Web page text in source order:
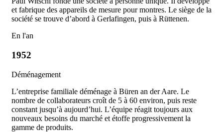
et fabrique des appareils de mesure pour montres. Le siège de la
société se trouve d’abord à Gerlafingen, puis à Rüttenen.
En l'an
1952
Déménagement
L’entreprise familiale déménage à Büren an der Aare. Le
nombre de collaborateurs croît de 5 à 60 environ, puis reste
constant jusqu’à aujourd’hui. L’équipe réagit toujours aux
nouveaux besoins du marché et étoffe progressivement la
gamme de produits.